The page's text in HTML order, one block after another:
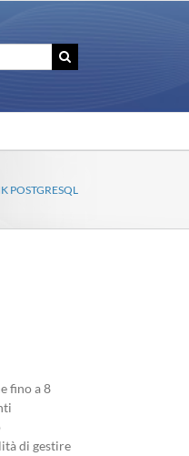
POSTGRESQL
fino a 8
di gestire